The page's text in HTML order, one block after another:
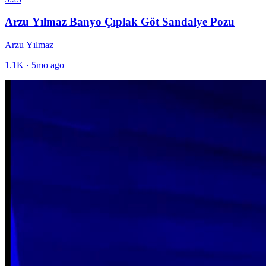
Arzu Yılmaz Banyo Çıplak Göt Sandalye Pozu
Arzu Yılmaz
1.1K · 5mo ago